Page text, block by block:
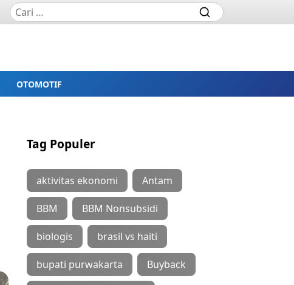
OTOMOTIF
Tag Populer
aktivitas ekonomi Antam
BBM BBM Nonsubsidi
biologis brasil vs haiti
bupati purwakarta Buyback